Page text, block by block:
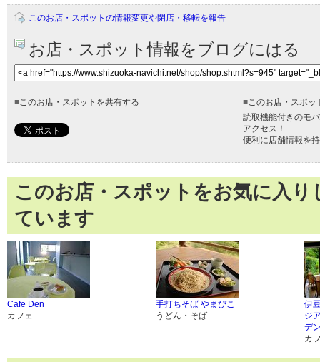
このお店・スポットの情報変更や閉店・移転を報告
お店・スポット情報をブログにはる
■このお店・スポットを共有する ■このお店・スポッ
読取機能付きのモ
アクセス！
便利に店舗情報を
このお店・スポットをお気に入
ています
Cafe Den
カフェ
手打ちそば やまびこ
うどん・そば
伊
ジ
デ
カ